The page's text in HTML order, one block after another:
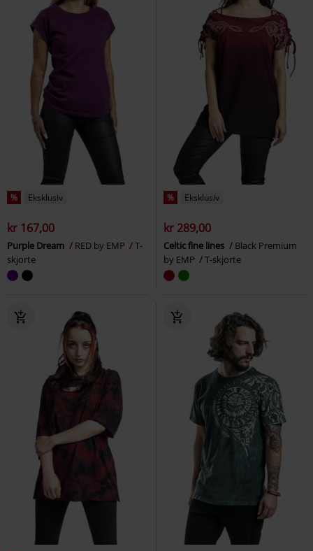
% Eksklusiv
kr 167,00
Purple Dream RED by EMP
T-
skjorte
% Eksklusiv
kr 289,00
Celtic fine lines
Black Premium
by EMP
T-skjorte